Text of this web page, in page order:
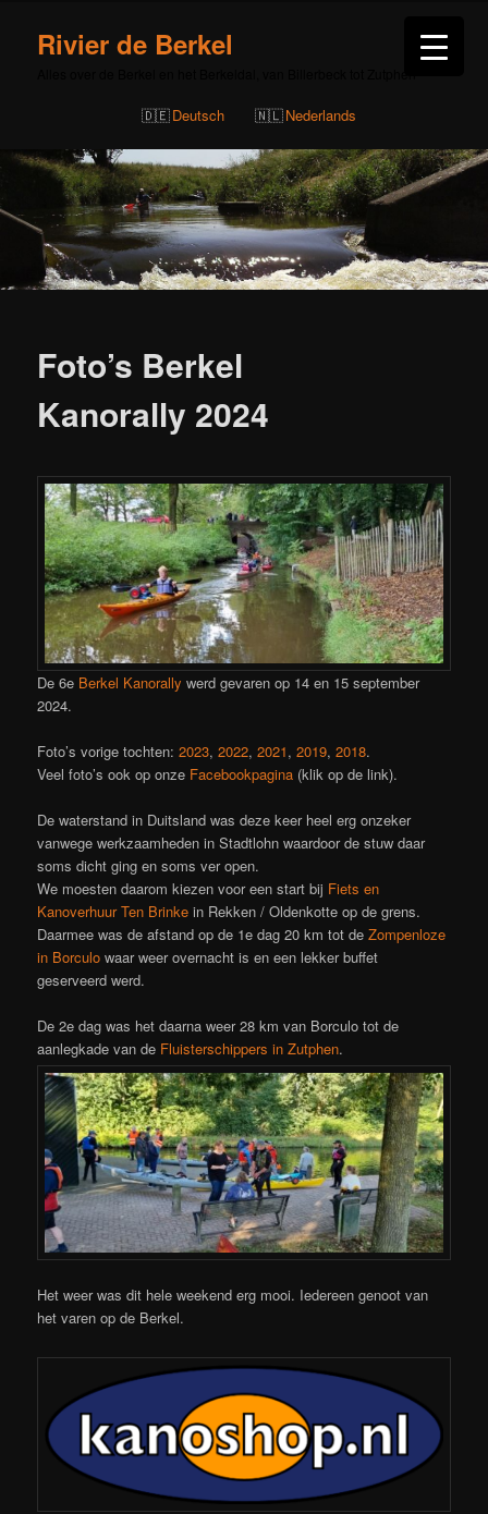
Rivier de Berkel
Deutsch Nederlands
Foto’s Berkel
Kanorally 2024
De 6e Berkel Kanorally werd gevaren op 14 en 15 september
2024.
Foto’s vorige tochten:2023,2022,2021,2019,2018.
Veel foto’s ook op onze Facebookpagina (klik op de link).
De waterstand in Duitsland was deze keer heel erg onzeker
vanwege werkzaamheden in Stadtlohn waardoor de stuw daar
soms dicht ging en soms ver open.
We moesten daarom kiezen voor een start bij Fiets en
Kanoverhuur Ten Brinke in Rekken / Oldenkotte op de grens.
Daarmee was de afstand op de 1e dag 20 km tot deZompenloze
in Borculo waar weer overnacht is en een lekker buffet
geserveerd werd.
De 2e dag was het daarna weer 28 km van Borculo tot de
aanlegkade van de Fluisterschippers in Zutphen.
Het weer was dit hele weekend erg mooi. Iedereen genoot van
het varen op de Berkel.